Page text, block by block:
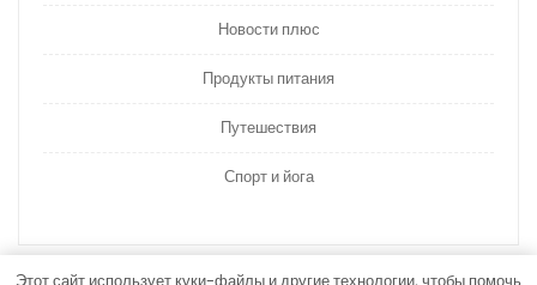
Новости плюс
Продукты питания
Путешествия
Спорт и йога
Этот сайт использует куки-файлы и другие технологии, чтобы помочь